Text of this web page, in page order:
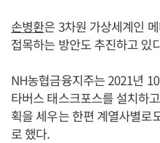
손병환은 3차원 가상세계인
접목하는 방안도 추진하고 있
NH농협금융지주는 2021년
타버스 태스크포스를 설치하
획을 세우는 한편 계열사별로
로 했다.